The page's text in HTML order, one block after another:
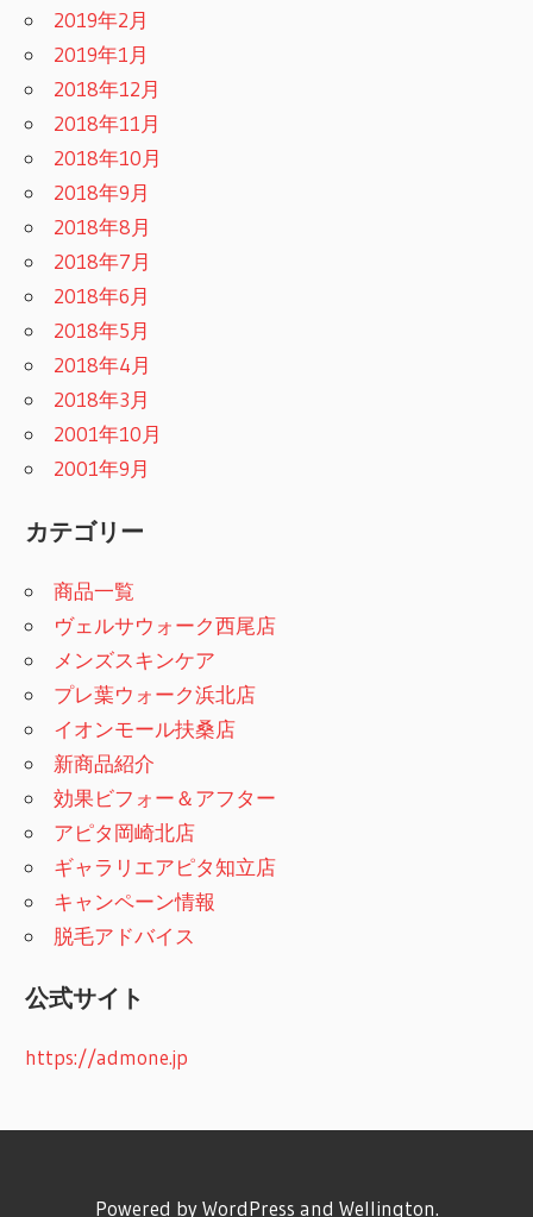
2019年2月
2019年1月
2018年12月
2018年11月
2018年10月
2018年9月
2018年8月
2018年7月
2018年6月
2018年5月
2018年4月
2018年3月
2001年10月
2001年9月
カテゴリー
商品一覧
ヴェルサウォーク西尾店
メンズスキンケア
プレ葉ウォーク浜北店
イオンモール扶桑店
新商品紹介
効果ビフォー＆アフター
アピタ岡崎北店
ギャラリエアピタ知立店
キャンペーン情報
脱毛アドバイス
公式サイト
https://admone.jp
Powered byWordPress and Wellington.